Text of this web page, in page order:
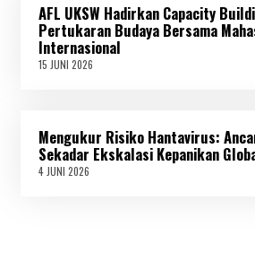
2
0
2
6
AFL UKSW Hadirkan Capacity
Pertukaran Budaya Bersama
Internasional
15 JUNI 2026
I
2
0
Mengukur Risiko Hantavirus:
Sekadar Ekskalasi Kepanikan
4 JUNI 2026